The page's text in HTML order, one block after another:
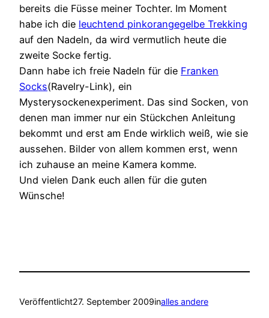
bereits die Füsse meiner Tochter. Im Moment
habe ich die leuchtend pinkorangegelbe Trekking
auf den Nadeln, da wird vermutlich heute die
zweite Socke fertig.
Dann habe ich freie Nadeln für die Franken
Socks(Ravelry-Link), ein
Mysterysockenexperiment. Das sind Socken, von
denen man immer nur ein Stückchen Anleitung
bekommt und erst am Ende wirklich weiß, wie sie
aussehen. Bilder von allem kommen erst, wenn
ich zuhause an meine Kamera komme.
Und vielen Dank euch allen für die guten
Wünsche!
Veröffentlicht27. September 2009inalles andere